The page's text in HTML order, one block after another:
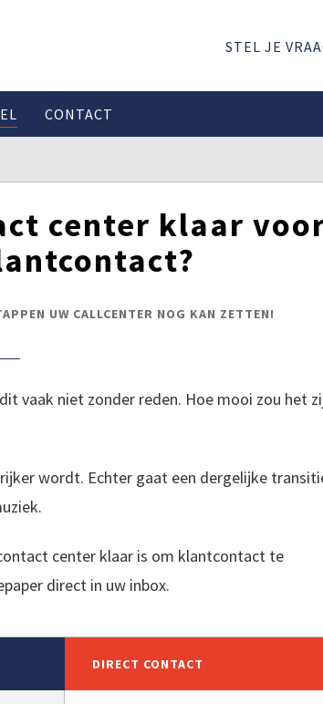
STEL JE
CONTACT
center klaar
UW CALLCENTER NOG KAN ZETTEN!
vaak niet zonder reden. Hoe mooi zou het
wordt. Echter gaat een dergelijke
center klaar is om klantcontact te
direct in uw inbox.
DIRECT CONTACT